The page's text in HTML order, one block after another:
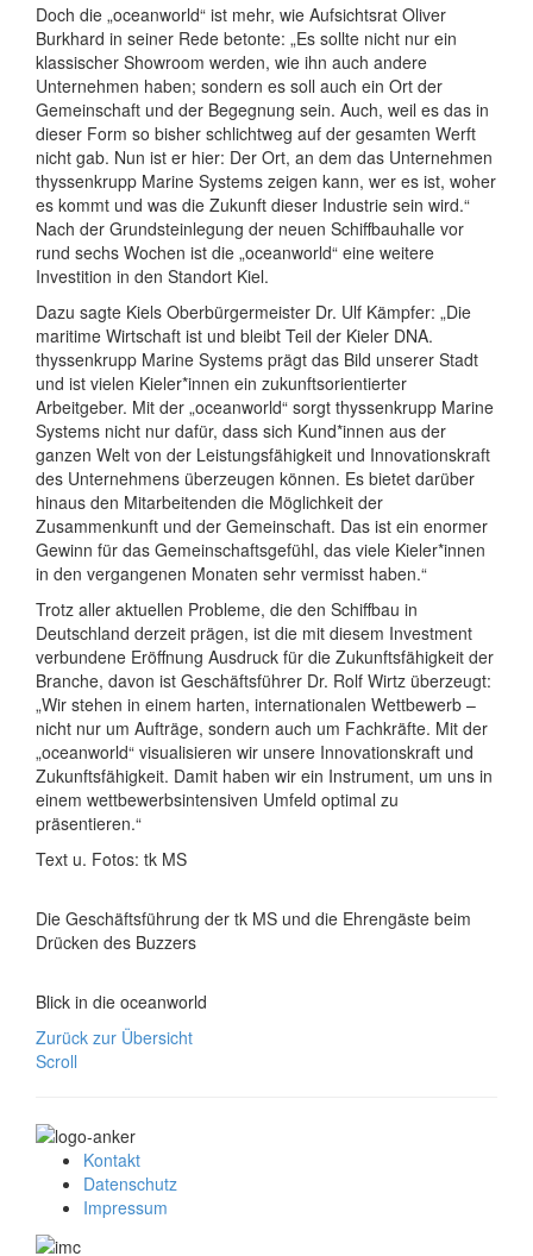
Doch die „oceanworld“ ist mehr, wie Aufsichtsrat Oliver
Burkhard in seiner Rede betonte: „Es sollte nicht nur ein
klassischer Showroom werden, wie ihn auch andere
Unternehmen haben; sondern es soll auch ein Ort der
Gemeinschaft und der Begegnung sein. Auch, weil es das in
dieser Form so bisher schlichtweg auf der gesamten Werft
nicht gab. Nun ist er hier: Der Ort, an dem das Unternehmen
thyssenkrupp Marine Systems zeigen kann, wer es ist, woher
es kommt und was die Zukunft dieser Industrie sein wird.“
Nach der Grundsteinlegung der neuen Schiffbauhalle vor
rund sechs Wochen ist die „oceanworld“ eine weitere
Investition in den Standort Kiel.
Dazu sagte Kiels Oberbürgermeister Dr. Ulf Kämpfer: „Die
maritime Wirtschaft ist und bleibt Teil der Kieler DNA.
thyssenkrupp Marine Systems prägt das Bild unserer Stadt
und ist vielen Kieler*innen ein zukunftsorientierter
Arbeitgeber. Mit der „oceanworld“ sorgt thyssenkrupp Marine
Systems nicht nur dafür, dass sich Kund*innen aus der
ganzen Welt von der Leistungsfähigkeit und Innovationskraft
des Unternehmens überzeugen können. Es bietet darüber
hinaus den Mitarbeitenden die Möglichkeit der
Zusammenkunft und der Gemeinschaft. Das ist ein enormer
Gewinn für das Gemeinschaftsgefühl, das viele Kieler*innen
in den vergangenen Monaten sehr vermisst haben.“
Trotz aller aktuellen Probleme, die den Schiffbau in
Deutschland derzeit prägen, ist die mit diesem Investment
verbundene Eröffnung Ausdruck für die Zukunftsfähigkeit der
Branche, davon ist Geschäftsführer Dr. Rolf Wirtz überzeugt:
„Wir stehen in einem harten, internationalen Wettbewerb –
nicht nur um Aufträge, sondern auch um Fachkräfte. Mit der
„oceanworld“ visualisieren wir unsere Innovationskraft und
Zukunftsfähigkeit. Damit haben wir ein Instrument, um uns in
einem wettbewerbsintensiven Umfeld optimal zu
präsentieren.“
Text u. Fotos: tk MS
Die Geschäftsführung der tk MS und die Ehrengäste beim
Drücken des Buzzers
Blick in die oceanworld
Zurück zur Übersicht
Scroll
Kontakt
Datenschutz
Impressum